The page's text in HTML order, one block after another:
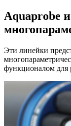
Aquaprobe
Эти линейки
функционалом для